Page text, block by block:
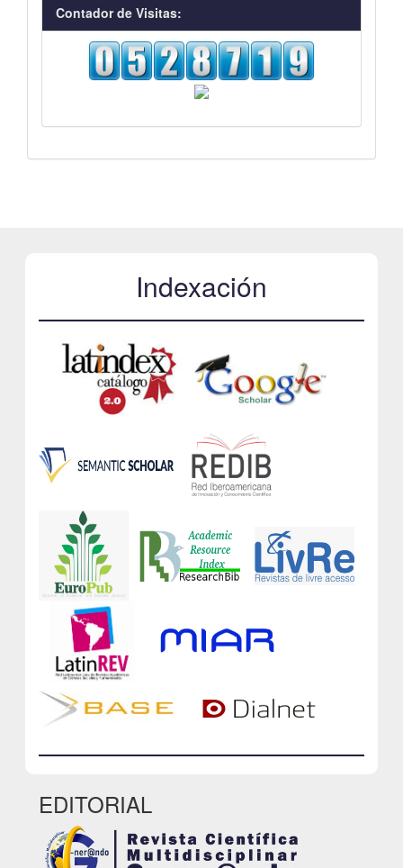
Contador de Visitas:
Indexación
EDITORIAL